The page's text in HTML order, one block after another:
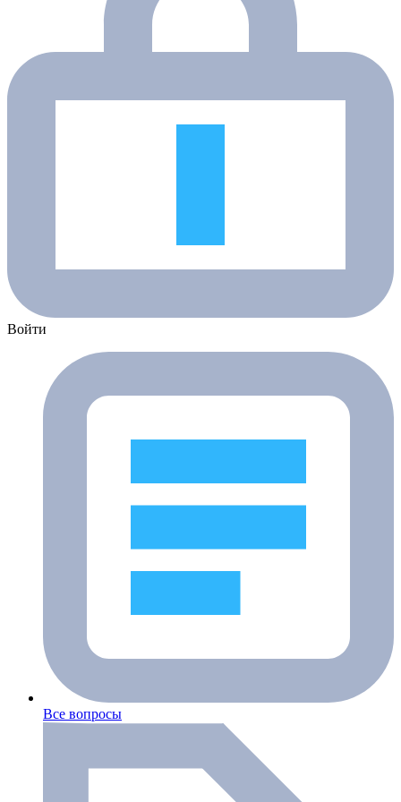
Войти
Все вопросы